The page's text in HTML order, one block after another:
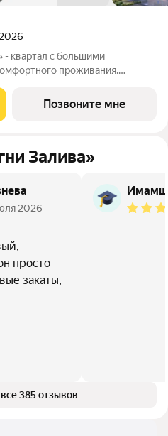
- квартал с большими
проживания.
очереди преобладают двух и
Позвоните мне
Залива»
2026
просто
закаты,
385 отзывов